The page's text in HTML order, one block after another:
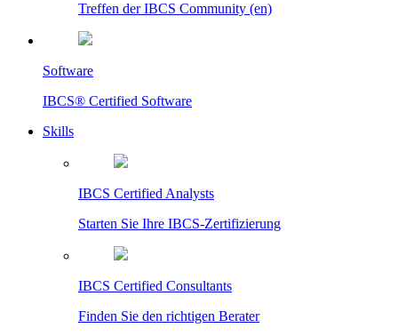
Treffen der IBCS Community (en)
Software
IBCS® Certified Software
Skills
IBCS Certified Analysts
Starten Sie Ihre IBCS-Zertifizierung
IBCS Certified Consultants
Finden Sie den richtigen Berater